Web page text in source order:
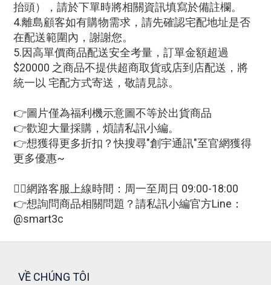
抬頭），請於下單時將相關資訊填寫於備註欄。
4.離島顧客如有購物需求，請先確認宅配地址是否
在配送範圍內，謝謝您。
5.因高單價商品配送安全考量，訂單金額超過
$20000 之商品不提供超商取貨或店到店配送，將
統一以 宅配方式寄送，敬請見諒。
👉圖片僅為福利機示意圖不等於出貨商品
👉歡迎大量採購，煩請私訊小編。
👉想獲得更多折扣？快搜尋"創宇通訊"至官網獲得
更多優惠~
🙋‍♀網路客服上線時間：周一至周日 09:00-18:00
👉想詢問商品相關問題？請私訊小編官方Line：
@smart3c
VỀ CHÚNG TÔI